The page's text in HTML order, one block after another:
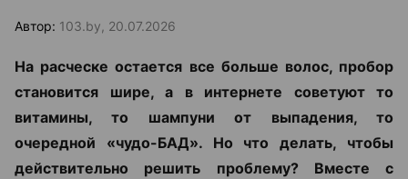
Автор: 103.by, 20.07.2026
На расческе остается все больше волос, пробор
становится шире, а в интернете советуют то
витамины, то шампуни от выпадения, то
очередной «чудо-БАД». Но что делать, чтобы
действительно решить проблему? Вместе с